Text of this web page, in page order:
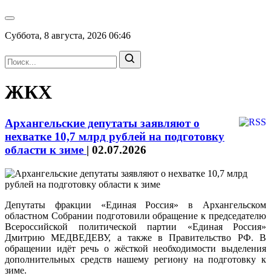
Суббота, 8 августа, 2026 06:46
ЖКХ
Архангельские депутаты заявляют о
нехватке 10,7 млрд рублей на подготовку
области к зиме | 02.07.2026
Депутаты фракции «Единая Россия» в Архангельском
областном Собрании подготовили обращение к председателю
Всероссийской политической партии «Единая Россия»
Дмитрию МЕДВЕДЕВУ, а также в Правительство РФ. В
обращении идёт речь о жёсткой необходимости выделения
дополнительных средств нашему региону на подготовку к
зиме.